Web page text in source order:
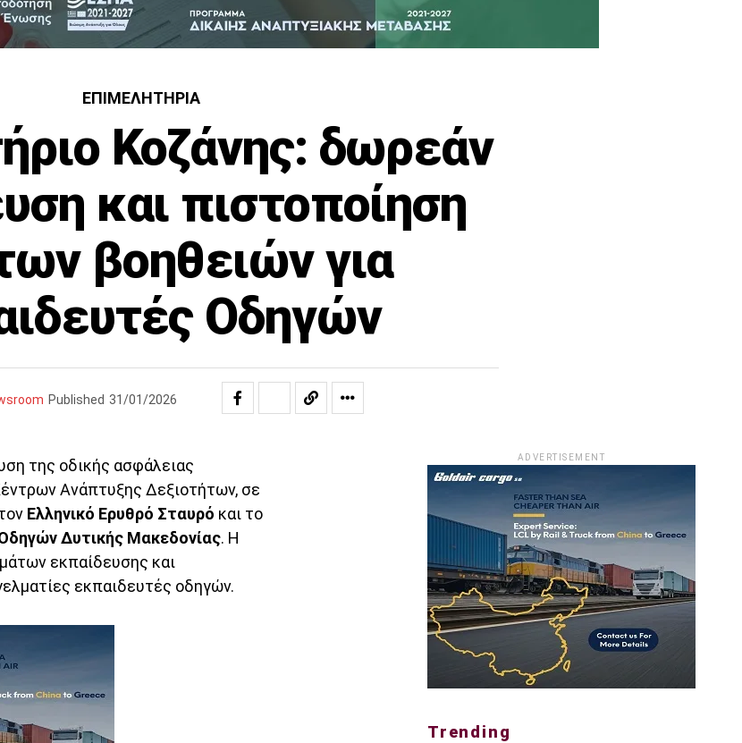
ΕΠΙΜΕΛΗΤΉΡΙΑ
Κοζάνης: δωρεάν
και πιστοποίηση
βοηθειών για
Οδηγών
Published 31/01/2026
της οδικής ασφάλειας
Ανάπτυξης Δεξιοτήτων, σε
Ελληνικό Ερυθρό Σταυρό και το
Δυτικής Μακεδονίας. Η
εκπαίδευσης και
εκπαιδευτές οδηγών.
ADVERTISEMENT
Trending